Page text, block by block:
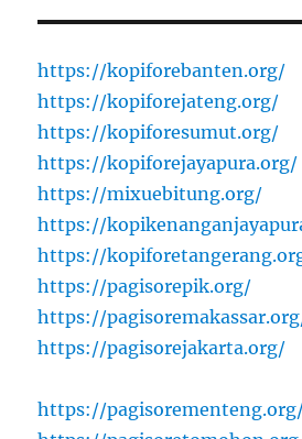
https://kopiforebanten.org/
https://kopiforejateng.org/
https://kopiforesumut.org/
https://kopiforejayapura.org/
https://mixuebitung.org/
https://
https://
https://pagisorepik.org/
https://
https://pagisorejakarta.org/
https://